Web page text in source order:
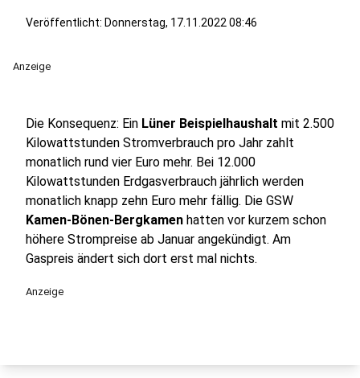
Veröffentlicht: Donnerstag, 17.11.2022 08:46
Anzeige
Die Konsequenz: Ein Lüner Beispielhaushalt mit 2.500
Kilowattstunden Stromverbrauch pro Jahr zahlt
monatlich rund vier Euro mehr. Bei 12.000
Kilowattstunden Erdgasverbrauch jährlich werden
monatlich knapp zehn Euro mehr fällig. Die GSW
Kamen-Bönen-Bergkamen hatten vor kurzem schon
höhere Strompreise ab Januar angekündigt. Am
Gaspreis ändert sich dort erst mal nichts.
Anzeige